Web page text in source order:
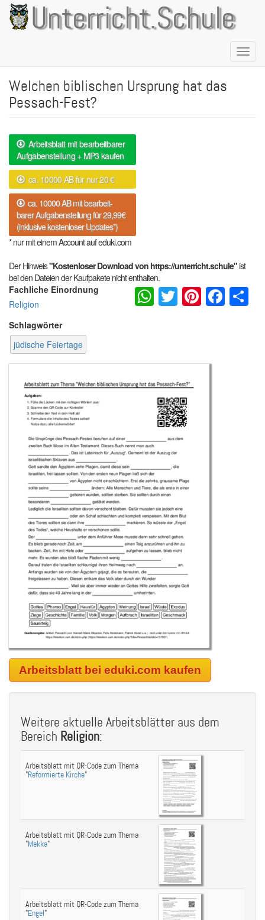
Direkt
zum
Inhalt
Unterricht.Schule
Welchen biblischen Ursprung hat das
Pessach-Fest?
Arbeitsblatt mit bearbeitbarer
Aufgabenstellung + MP3 kaufen
ca. 10000 AB für nur 20 €
ca. 10000 AB mit bearbeit-
barer Aufgabenstellung für 29,99€
(inklusive kostenloser Updates*)
* nur mit einem Account auf eduki.com
Der Hinweis"Kostenloser Download von https://unterricht.schule"ist
bei den Dateien der Kaufpakete nicht enthalten.
Fachliche Einordnung
Religion
Schlagwörter
jüdische Feiertage
WhatsApp
Twitter
Arbeitsblatt bei eduki.com kaufen
Weitere aktuelle Arbeitsblätter aus dem
Bereich Religion:
Arbeitsblatt mit QR-Code zum Thema
"Reformierte Kirche"
Arbeitsblatt mit QR-Code zum Thema
"Mekka"
Arbeitsblatt mit QR-Code zum Thema
"Engel"